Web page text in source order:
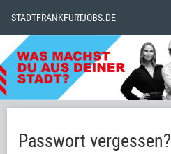
STADTFRANKFURTJOBS.DE
Passwort vergessen?